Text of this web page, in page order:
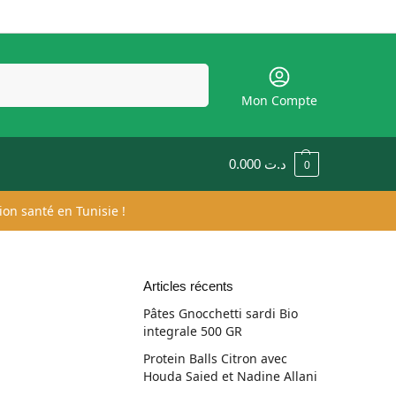
Mon Compte
0.000 د.ت 0
santé en Tunisie !
Articles récents
Pâtes Gnocchetti sardi Bio
integrale 500 GR
Protein Balls Citron avec
Houda Saied et Nadine Allani